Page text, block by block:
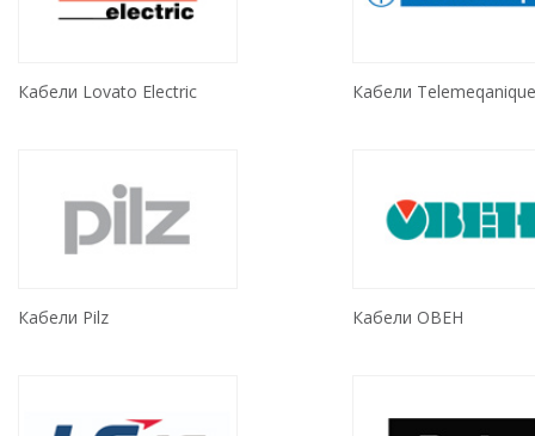
Кабели Lovato Electric Кабели Telemeqanique
Кабели Pilz Кабели ОВЕН